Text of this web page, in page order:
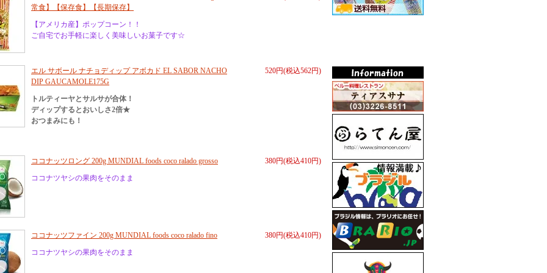
常食】【保存食】【長期保存】
【アメリカ産】ポップコーン！！
ご自宅でお手軽に楽しく美味しいお菓子です☆
520円(税込562円)
エル サボール ナチョディップ アボカド EL SABOR NACHO
DIP GAUCAMOLE175G
トルティーヤとサルサが合体！
ディップするとおいしさ2倍★
おつまみにも！
380円(税込410円)
ココナッツロング 200g MUNDIAL foods coco ralado grosso
ココナツヤシの果肉をそのまま
380円(税込410円)
ココナッツファイン 200g MUNDIAL foods coco ralado fino
ココナツヤシの果肉をそのまま